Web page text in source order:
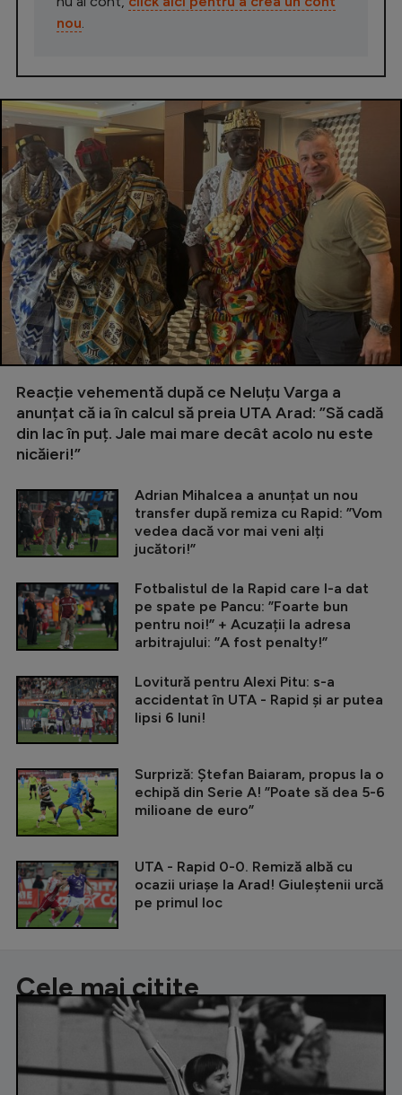
nou
Reacție vehementă după ce Neluțu Varga a
anunțat că ia în calcul să preia UTA Arad: ”Să cadă
din lac în puț. Jale mai mare decât acolo nu este
nicăieri!”
Adrian Mihalcea a anunțat un nou
transfer după remiza cu Rapid: ”Vom
vedea dacă vor mai veni alți
jucători!”
Fotbalistul de la Rapid care l-a dat
pe spate pe Pancu: ”Foarte bun
pentru noi!” + Acuzații la adresa
arbitrajului: ”A fost penalty!”
Lovitură pentru Alexi Pitu: s-a
accidentat în UTA - Rapid și ar putea
lipsi 6 luni!
Surpriză: Ștefan Baiaram, propus la o
echipă din Serie A! ”Poate să dea 5-6
milioane de euro”
UTA - Rapid 0-0. Remiză albă cu
ocazii uriașe la Arad! Giuleștenii urcă
pe primul loc
Cele mai citite